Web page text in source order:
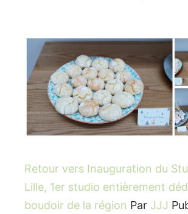
Retour vers Inauguration du
Lille, 1er studio entièrement
boudoir de la région Par JJJ